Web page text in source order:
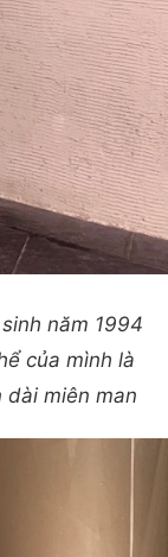
năm 1994
của mình là
dài miên man